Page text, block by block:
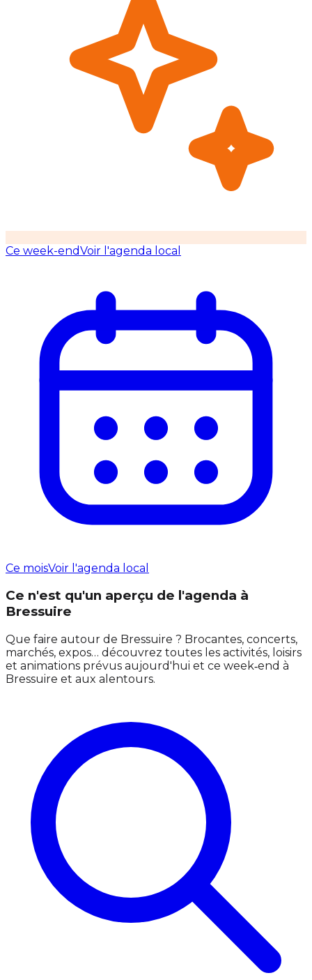
Ce week-endVoir l'agenda local
Ce moisVoir l'agenda local
Ce n'est qu'un aperçu de l'agenda à
Bressuire
Que faire autour de Bressuire ? Brocantes, concerts,
marchés, expos… découvrez toutes les activités, loisirs
et animations prévus aujourd'hui et ce week‑end à
Bressuire et aux alentours.